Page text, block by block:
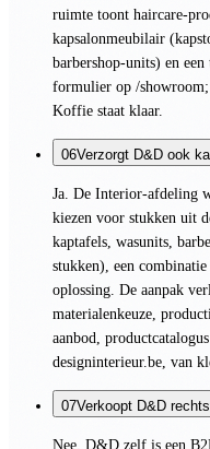
ruimte toont haircare-
kapsalonmeubilair
barbershop-units) en
formulier op /
Koffie staat klaar.
06Verzorgt D&D ook
Ja. De Interior-afdeling
kiezen voor stukken uit
kaptafels, wasunits,
stukken), een
oplossing. De aanpak
materialenkeuze,
aanbod,
designinterieur.be, van
07Verkoopt D&D
Nee, D&D zelf is een